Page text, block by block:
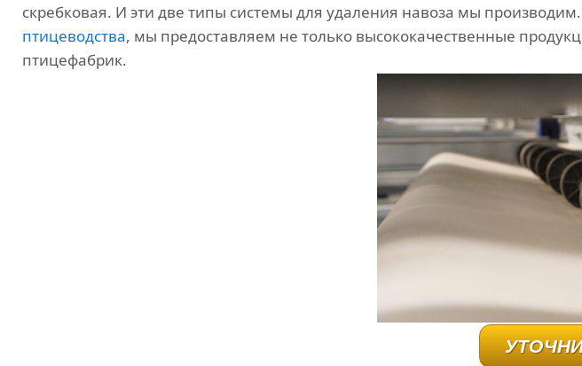
скребковая. И эти две типы системы для удаления навоза мы
птицеводства, мы предоставляем не только высококачественные
птицефабрик.